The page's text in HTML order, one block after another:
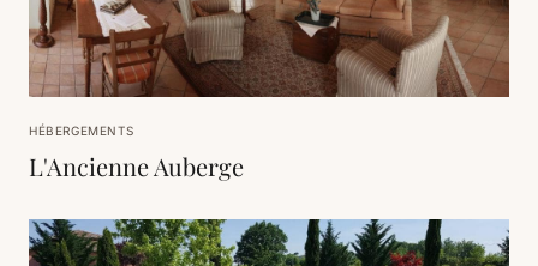
HÉBERGEMENTS
L'Ancienne Auberge